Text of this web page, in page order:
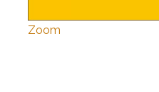
Zoom